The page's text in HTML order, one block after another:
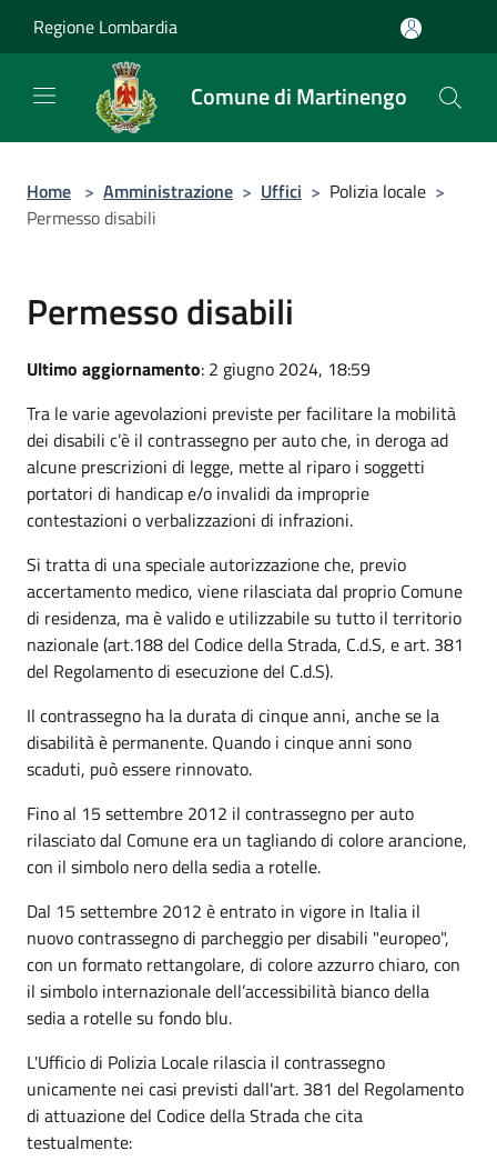
Regione Lombardia
Comune di Martinengo
Home > Amministrazione > Uffici > Polizia locale >
Permesso disabili
Permesso disabili
Ultimo aggiornamento: 2 giugno 2024, 18:59
Tra le varie agevolazioni previste per facilitare la mobilità
dei disabili c’è il contrassegno per auto che, in deroga ad
alcune prescrizioni di legge, mette al riparo i soggetti
portatori di handicap e/o invalidi da improprie
contestazioni o verbalizzazioni di infrazioni.
Si tratta di una speciale autorizzazione che, previo
accertamento medico, viene rilasciata dal proprio Comune
di residenza, ma è valido e utilizzabile su tutto il territorio
nazionale (art.188 del Codice della Strada, C.d.S, e art. 381
del Regolamento di esecuzione del C.d.S).
Il contrassegno ha la durata di cinque anni, anche se la
disabilità è permanente. Quando i cinque anni sono
scaduti, può essere rinnovato.
Fino al 15 settembre 2012 il contrassegno per auto
rilasciato dal Comune era un tagliando di colore arancione,
con il simbolo nero della sedia a rotelle.
Dal 15 settembre 2012 è entrato in vigore in Italia il
nuovo contrassegno di parcheggio per disabili "europeo",
con un formato rettangolare, di colore azzurro chiaro, con
il simbolo internazionale dell’accessibilità bianco della
sedia a rotelle su fondo blu.
L'Ufficio di Polizia Locale rilascia il contrassegno
unicamente nei casi previsti dall'art. 381 del Regolamento
di attuazione del Codice della Strada che cita
testualmente: